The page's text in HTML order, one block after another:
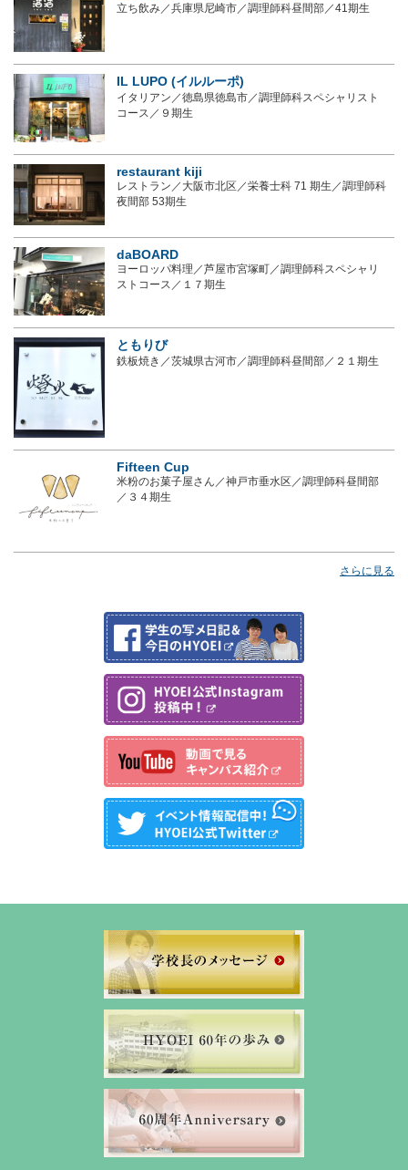
立ち飲み／兵庫県尼崎市／調理師科昼間部／41期生
IL LUPO (イルルーポ)
イタリアン／徳島県徳島市／調理師科スペシャリスト
コース／９期生
restaurant kiji
レストラン／大阪市北区／栄養士科 71 期生／調理師科
夜間部 53期生
daBOARD
ヨーロッパ料理／芦屋市宮塚町／調理師科スペシャリ
ストコース／１７期生
ともりび
鉄板焼き／茨城県古河市／調理師科昼間部／２１期生
Fifteen Cup
米粉のお菓子屋さん／神戸市垂水区／調理師科昼間部
／３４期生
さらに見る